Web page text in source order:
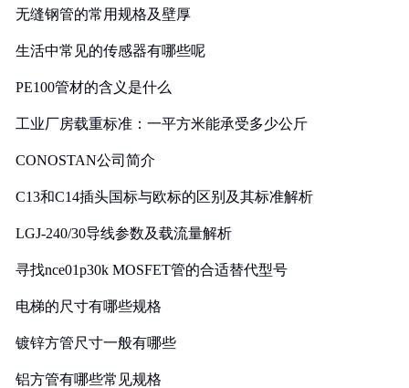
无缝钢管的常用规格及壁厚
生活中常见的传感器有哪些呢
PE100管材的含义是什么
工业厂房载重标准：一平方米能承受多少公斤
CONOSTAN公司简介
C13和C14插头国标与欧标的区别及其标准解析
LGJ-240/30导线参数及载流量解析
寻找nce01p30k MOSFET管的合适替代型号
电梯的尺寸有哪些规格
镀锌方管尺寸一般有哪些
铝方管有哪些常见规格